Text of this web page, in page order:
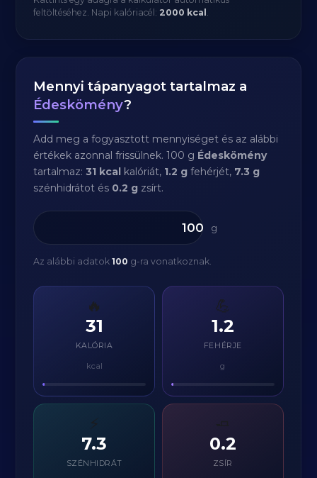
feltöltéséhez. Napi kalóriacél: 2000 kcal .
Mennyi tápanyagot tartalmaz a
Édeskömény?
Add meg a fogyasztott mennyiséget és az alábbi
értékek azonnal frissülnek. 100 g Édeskömény
tartalmaz:31 kcal kalóriát, 1.2 g fehérjét, 7.3 g
szénhidrátot és 0.2 g zsírt.
g
Az alábbi adatok100 g-ra vonatkoznak.
🔥
31
KALÓRIA
kcal
💪
1.2
FEHÉRJE
g
⚡
7.3
SZÉNHIDRÁT
0.2
ZSÍR